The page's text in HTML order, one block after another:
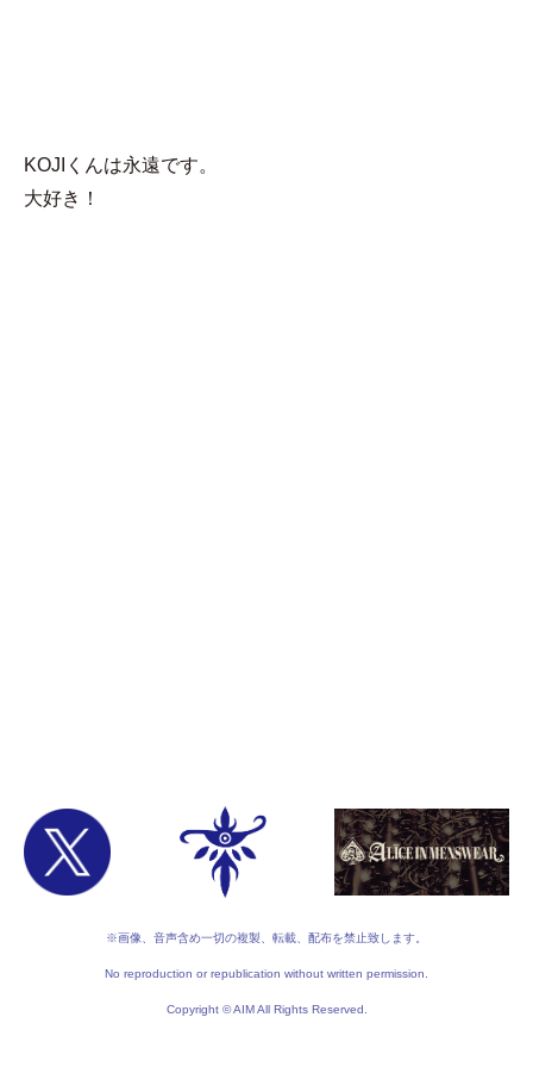
KOJIくんは永遠です。
大好き！
※画像、音声含め一切の複製、転載、配布を禁止致します。
No reproduction or republication without written permission.
Copyright © AIM All Rights Reserved.